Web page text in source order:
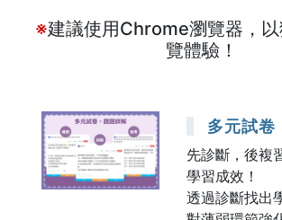
※建議使用Chrome瀏覽器，以
覽體驗！
多元試卷
先診斷，後複
學習成效！
透過診斷找出